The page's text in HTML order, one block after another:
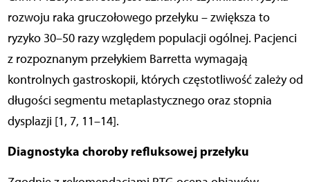
rozwoju raka gruczołowego przełyku – zwiększa to
ryzyko 30–50 razy względem populacji ogólnej. Pacjenci
z rozpoznanym przełykiem Barretta wymagają
kontrolnych gastroskopii, których częstotliwość zależy od
długości segmentu metaplastycznego oraz stopnia
dysplazji [1, 7, 11–14].
Diagnostyka choroby refluksowej przełyku